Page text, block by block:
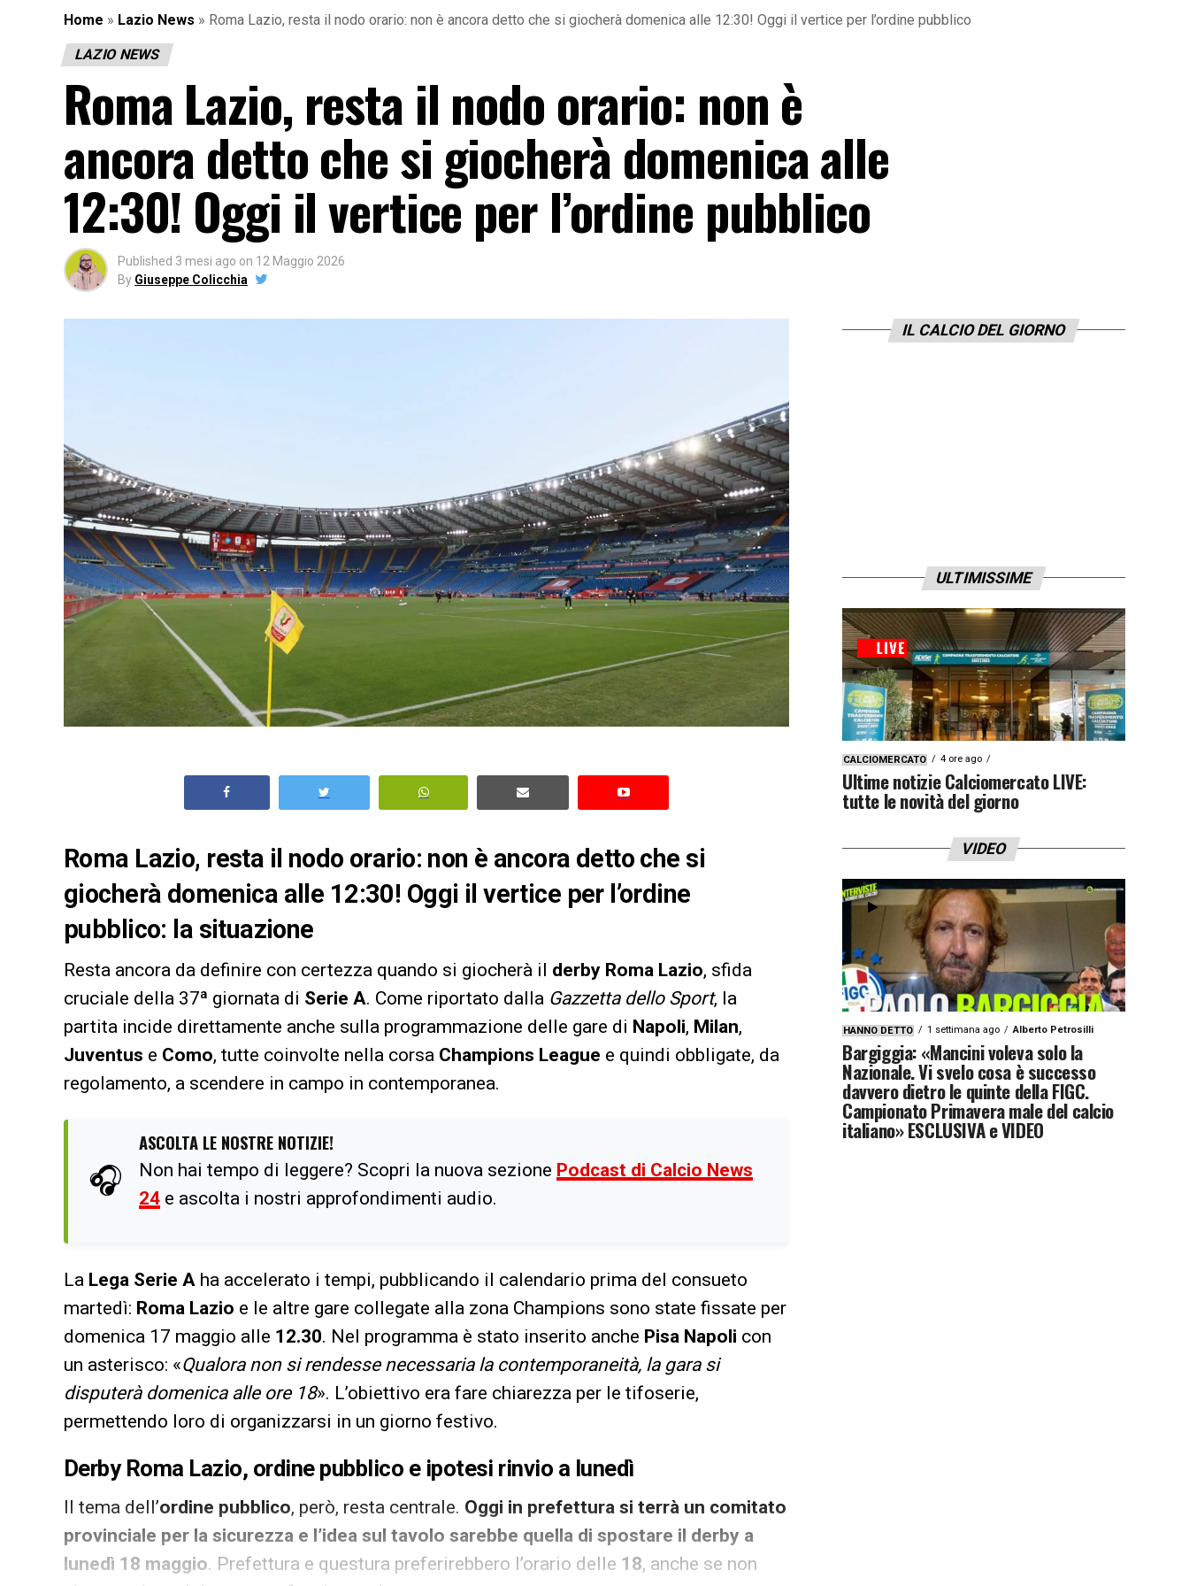
Home » Lazio News » Roma Lazio, resta il nodo orario: non è ancora detto che si giocherà domenica alle 12:30! Oggi il vertice per l’ordine pubblico
LAZIO NEWS
Roma Lazio, resta il nodo orario: non è
ancora detto che si giocherà domenica alle
12:30! Oggi il vertice per l’ordine pubblico
Published 3 mesi ago on 12 Maggio 2026
By Giuseppe Colicchia
Roma Lazio, resta il nodo orario: non è ancora detto che si
giocherà domenica alle 12:30! Oggi il vertice per l’ordine
pubblico: la situazione
Resta ancora da definire con certezza quando si giocherà il derby Roma Lazio, sfida
cruciale della 37ª giornata di Serie A. Come riportato dalla Gazzetta dello Sport, la
partita incide direttamente anche sulla programmazione delle gare di Napoli, Milan,
Juventus e Como, tutte coinvolte nella corsa Champions League e quindi obbligate, da
regolamento, a scendere in campo in contemporanea.
🎧
ASCOLTA LE NOSTRE NOTIZIE!
Non hai tempo di leggere? Scopri la nuova sezione Podcast di Calcio News
24 e ascolta i nostri approfondimenti audio.
La Lega Serie A ha accelerato i tempi, pubblicando il calendario prima del consueto
martedì: Roma Lazio e le altre gare collegate alla zona Champions sono state fissate per
domenica 17 maggio alle 12.30. Nel programma è stato inserito anche Pisa Napoli con
un asterisco: «Qualora non si rendesse necessaria la contemporaneità, la gara si
disputerà domenica alle ore 18». L’obiettivo era fare chiarezza per le tifoserie,
permettendo loro di organizzarsi in un giorno festivo.
Derby Roma Lazio, ordine pubblico e ipotesi rinvio a lunedì
Il tema dell’ordine pubblico, però, resta centrale. Oggi in prefettura si terrà un comitato
provinciale per la sicurezza e l’idea sul tavolo sarebbe quella di spostare il derby a
lunedì 18 maggio. Prefettura e questura preferirebbero l’orario delle 18, anche se non
IL CALCIO DEL GIORNO
ULTIMISSIME
CALCIOMERCATO 4 ore ago
Ultime notizie Calciomercato LIVE:
tutte le novità del giorno
VIDEO
HANNO DETTO 1 settimana ago Alberto Petrosilli
Bargiggia: «Mancini voleva solo la
Nazionale. Vi svelo cosa è successo
davvero dietro le quinte della FIGC.
Campionato Primavera male del calcio
italiano» ESCLUSIVA e VIDEO